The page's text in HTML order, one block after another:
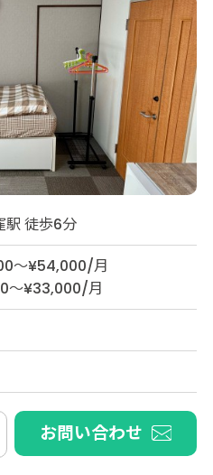
駅 徒歩6分
～¥54,000/月
～¥33,000/月
お問い合わせ